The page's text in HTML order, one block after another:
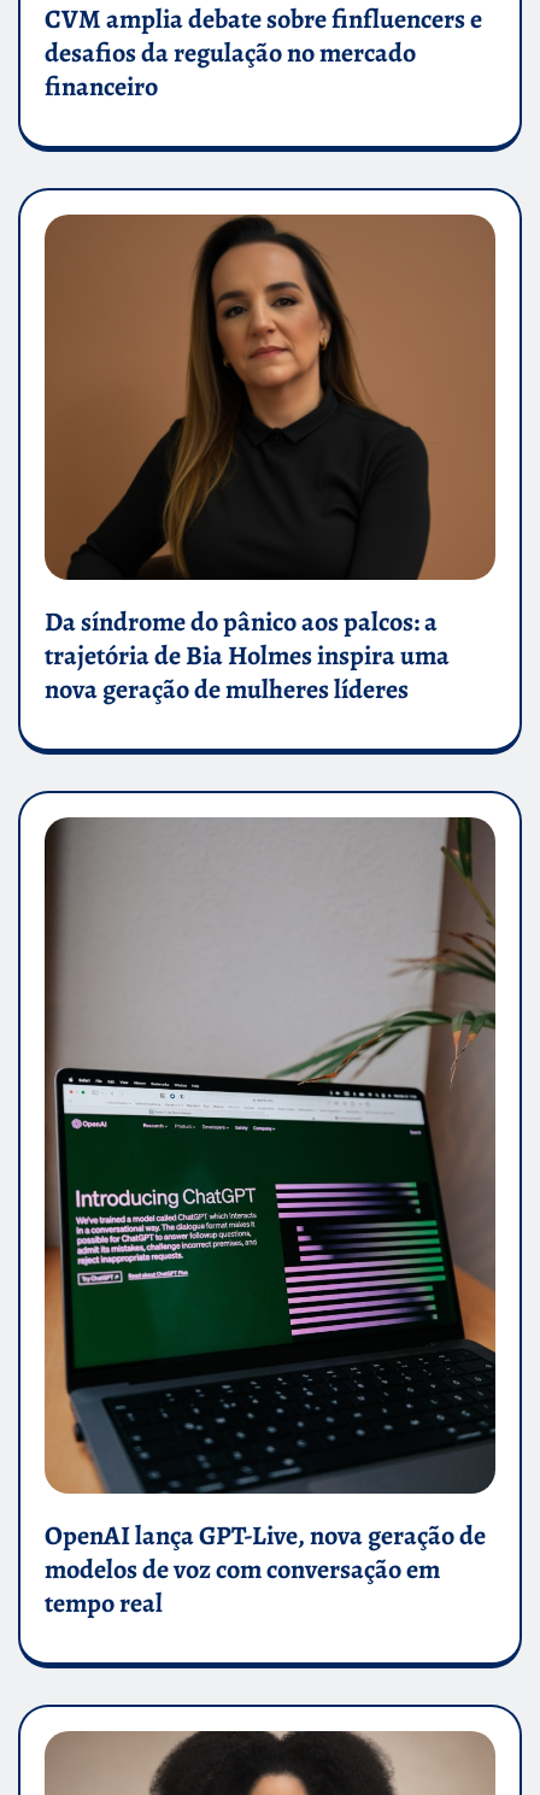
CVM amplia debate sobre finfluencers e
desafios da regulação no mercado
financeiro
Da síndrome do pânico aos palcos: a
trajetória de Bia Holmes inspira uma
nova geração de mulheres líderes
OpenAI lança GPT-Live, nova geração de
modelos de voz com conversação em
tempo real